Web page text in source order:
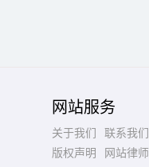
网站服务
关于我们 联系我们
版权声明
网站律师